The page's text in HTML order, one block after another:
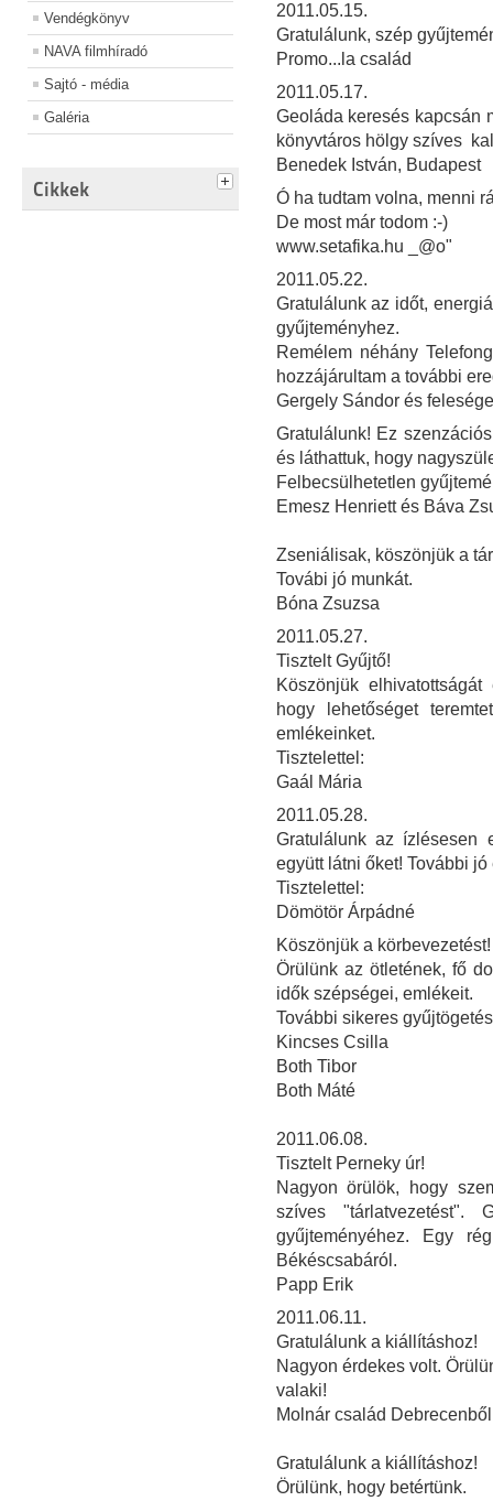
Vendégkönyv
NAVA filmhíradó
Sajtó - média
Galéria
Cikkek
2011.05.15.
Gratulálunk, szép
Promo...la család
2011.05.17.
Geoláda keresés kapcsán
könyvtáros hölgy szíves
Benedek István, Budapest
Ó ha tudtam volna, menni
De most már todom :-)
www.setafika.hu _@o"
2011.05.22.
Gratulálunk az időt,
gyűjteményhez.
Remélem néhány
hozzájárultam a további
Gergely Sándor és felesége
Gratulálunk! Ez
és láthattuk, hogy
Felbecsülhetetlen
Emesz Henriett és Báva
Zseniálisak, köszönjük a
Továbi jó munkát.
Bóna Zsuzsa
2011.05.27.
Tisztelt Gyűjtő!
Köszönjük
hogy lehetőséget
emlékeinket.
Tisztelettel:
Gaál Mária
2011.05.28.
Gratulálunk az ízlésesen
együtt látni őket! További
Tisztelettel:
Dömötör Árpádné
Köszönjük a körbevezetést!
Örülünk az ötletének, fő
idők szépségei, emlékeit.
További sikeres
Kincses Csilla
Both Tibor
Both Máté
2011.06.08.
Tisztelt Perneky úr!
Nagyon örülök, hogy
szíves "tárlatvezetést".
gyűjteményéhez. Egy
Békéscsabáról.
Papp Erik
2011.06.11.
Gratulálunk a kiállításhoz!
Nagyon érdekes volt.
valaki!
Molnár család Debrecenből
Gratulálunk a kiállításhoz!
Örülünk, hogy betértünk.